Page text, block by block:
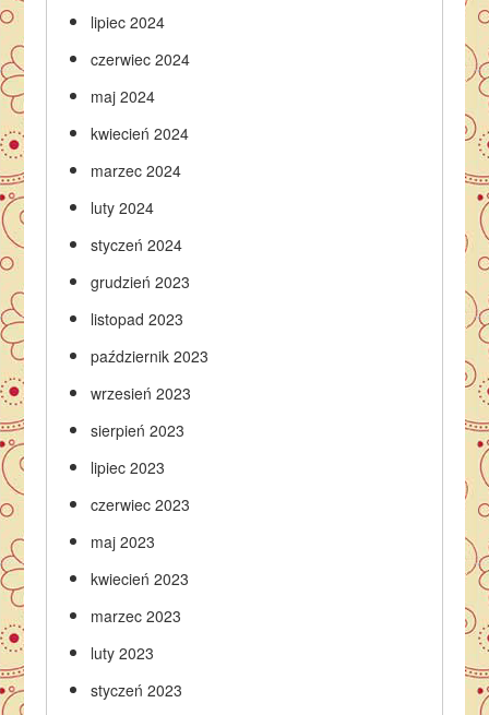
lipiec 2024
czerwiec 2024
maj 2024
kwiecień 2024
marzec 2024
luty 2024
styczeń 2024
grudzień 2023
listopad 2023
październik 2023
wrzesień 2023
sierpień 2023
lipiec 2023
czerwiec 2023
maj 2023
kwiecień 2023
marzec 2023
luty 2023
styczeń 2023